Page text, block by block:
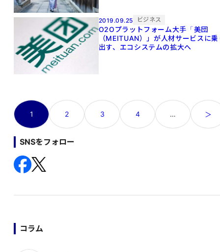
2019.09.25 ビジネス
O2Oプラットフォーム大手「美団
（MEITUAN）」が人材サービスに乗
出す、エコシステムの拡大へ
投
稿
の
ペ
ー
ジ
り
1 2 3 4 … ＞
SNSをフォロー
コラム